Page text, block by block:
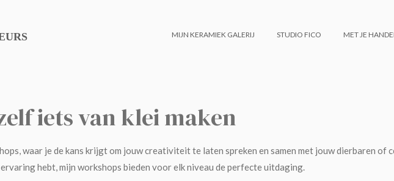
MIJN KERAMIEK GALERIJ STUDIO FICO MET JE
iets van klei maken
waar je de kans krijgt om jouw creativiteit te laten spreken en samen met jouw dierbaren
hebt, mijn workshops bieden voor elk niveau de perfecte uitdaging.